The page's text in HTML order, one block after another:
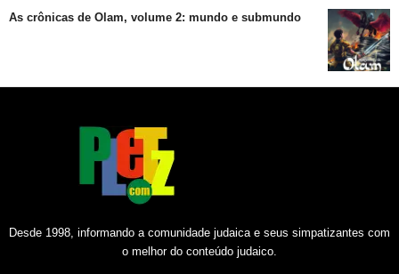
As crônicas de Olam, volume 2: mundo e submundo
Desde 1998, informando a comunidade judaica e seus simpatizantes com
o melhor do conteúdo judaico.